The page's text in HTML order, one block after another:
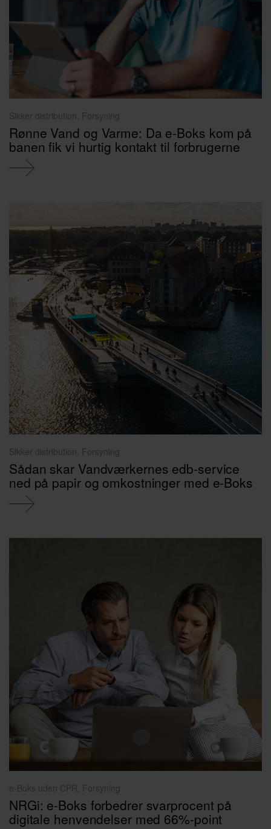
Sikker distribution, Forsyning
Rønne Vand og Varme: Da e-Boks kom på
banen fik vi hurtig kontakt til forbrugerne
Sikker distribution, Forsyning
Sådan skar Vandværkernes edb‑service
ned på papir og omkostninger med e‑Boks
e-Boks uden CPR, Forsyning
NRGi: e-Boks forbedrer svarprocent på
digitale henvendelser med 66%-point